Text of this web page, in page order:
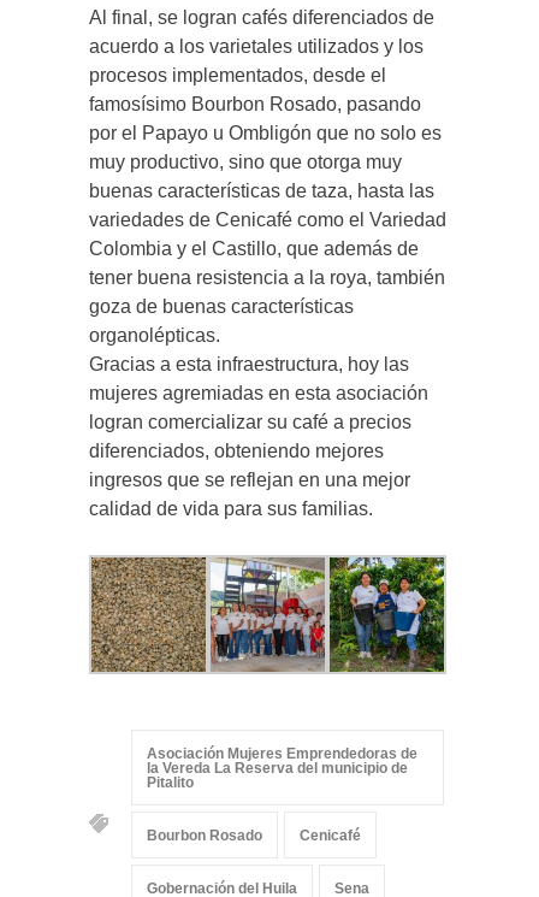
Al final, se logran cafés diferenciados de
acuerdo a los varietales utilizados y los
procesos implementados, desde el
famosísimo Bourbon Rosado, pasando
por el Papayo u Ombligón que no solo es
muy productivo, sino que otorga muy
buenas características de taza, hasta las
variedades de Cenicafé como el Variedad
Colombia y el Castillo, que además de
tener buena resistencia a la roya, también
goza de buenas características
organolépticas.
Gracias a esta infraestructura, hoy las
mujeres agremiadas en esta asociación
logran comercializar su café a precios
diferenciados, obteniendo mejores
ingresos que se reflejan en una mejor
calidad de vida para sus familias.
Asociación Mujeres Emprendedoras de
la Vereda La Reserva del municipio de
Pitalito
Bourbon Rosado Cenicafé
Gobernación del Huila Sena